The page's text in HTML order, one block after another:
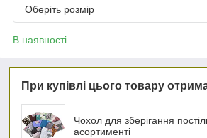
Оберіть розмір
В наявності
При купівлі цього товару
Чохол для зберігання
асортименті